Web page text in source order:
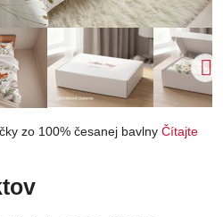
zo 100% česanej bavlny Čítajte